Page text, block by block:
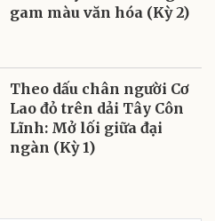
gam màu văn hóa (Kỳ 2)
Theo dấu chân người Cơ
Lao đỏ trên dải Tây Côn
Lĩnh: Mở lối giữa đại
ngàn (Kỳ 1)